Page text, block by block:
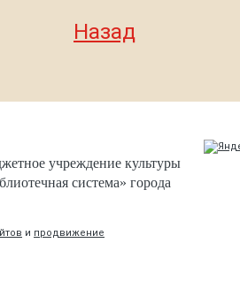
Назад
учреждение культуры
система» города
и продвижение